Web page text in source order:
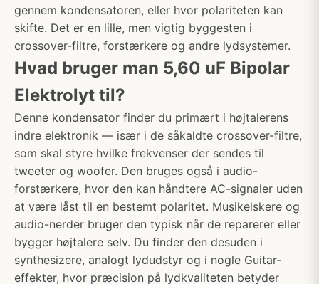
gennem kondensatoren, eller hvor polariteten kan
skifte. Det er en lille, men vigtig byggesten i
crossover-filtre, forstærkere og andre lydsystemer.
Hvad bruger man 5,60 uF Bipolar
Elektrolyt til?
Denne kondensator finder du primært i højtalerens
indre elektronik — især i de såkaldte crossover-filtre,
som skal styre hvilke frekvenser der sendes til
tweeter og woofer. Den bruges også i audio-
forstærkere, hvor den kan håndtere AC-signaler uden
at være låst til en bestemt polaritet. Musikelskere og
audio-nerder bruger den typisk når de reparerer eller
bygger højtalere selv. Du finder den desuden i
synthesizere, analogt lydudstyr og i nogle Guitar-
effekter, hvor præcision på lydkvaliteten betyder